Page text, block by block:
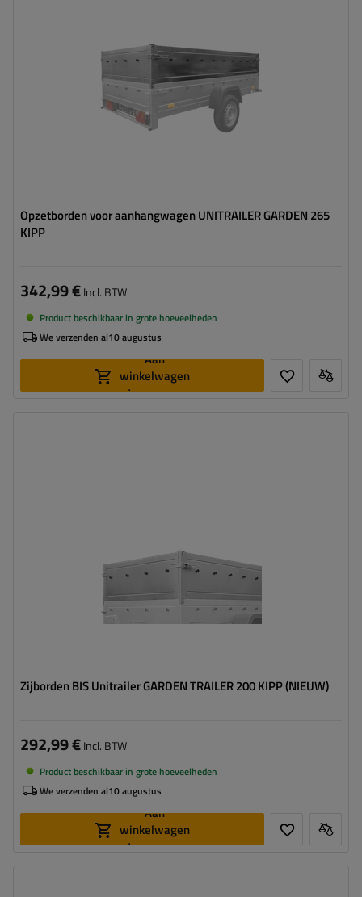
Opzetborden voor aanhangwagen UNITRAILER GARDEN 265
KIPP
342,99 €Incl. BTW
Product beschikbaar in grote hoeveelheden
We verzenden al10 augustus
Aan
winkelwagen
toevoegen
Zijborden BIS Unitrailer GARDEN TRAILER 200 KIPP (NIEUW)
292,99 €Incl. BTW
Product beschikbaar in grote hoeveelheden
We verzenden al10 augustus
Aan
winkelwagen
toevoegen